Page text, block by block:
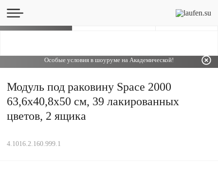
Особые условия в шоуруме на Академической!
Модуль под раковину Space 2000
63,6х40,8х50 см, 39 лакированных
цветов, 2 ящика
4.1016.2.160.999.1